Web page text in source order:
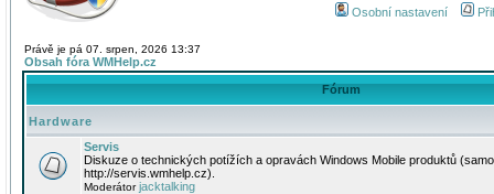
Osobní nastavení
Právě je pá 07. srpen, 2026 13:37
Obsah fóra WMHelp.cz
Fórum
Hardware
Servis
Diskuze o technických potížích a opravách Windows Mobile produktů
http://servis.wmhelp.cz).
Moderátorjacktalking